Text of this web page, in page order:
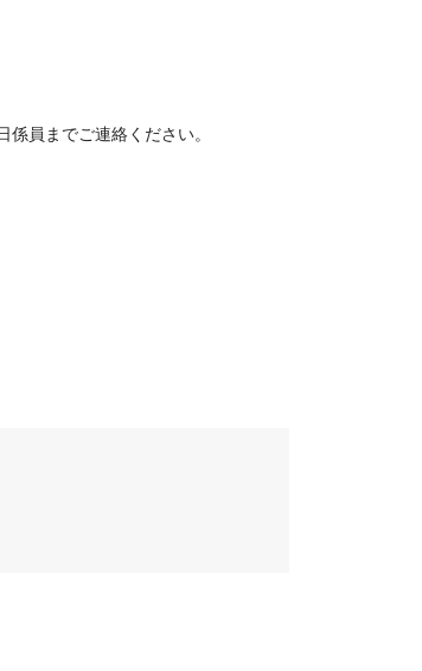
係員までご連絡ください。